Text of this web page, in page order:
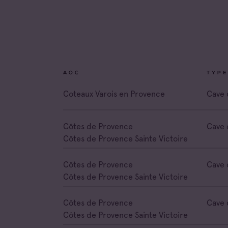
Côtes
Londe
AOC TYPE
Coteaux Varois en Provence Cave
Côtes de Provence
Côtes de Provence Sainte Victoire
Cave
Côtes de Provence
Côtes de Provence Sainte Victoire
Cave
Côtes de Provence
Côtes de Provence Sainte Victoire
Cave